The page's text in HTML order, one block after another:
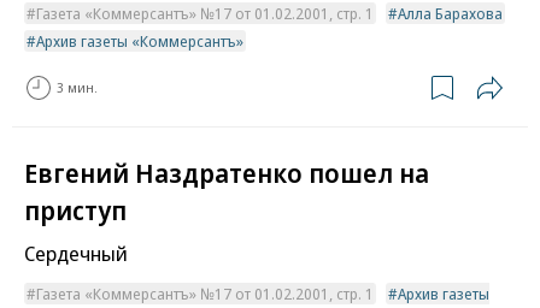
Газета «Коммерсантъ» №17 от 01.02.2001, стр. 1
Алла Барахова
Архив газеты «Коммерсантъ»
3 мин.
Евгений Наздратенко пошел на
приступ
Сердечный
Газета «Коммерсантъ» №17 от 01.02.2001, стр. 1
Архив газеты